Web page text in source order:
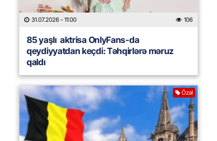
31.07.2026 - 11:00 106
85 yaşlı aktrisa OnlyFans-da
qeydiyyatdan keçdi: Təhqirlərə məruz
qaldı
Özəl